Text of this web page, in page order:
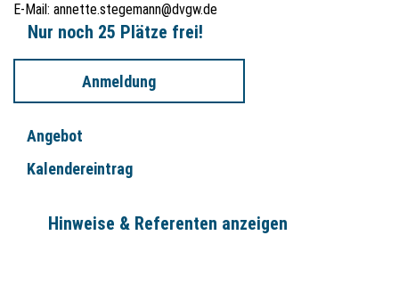
E-Mail: annette.stegemann@dvgw.de
Nur noch 25 Plätze frei!
Anmeldung
Angebot
Kalendereintrag
Hinweise & Referenten anzeigen